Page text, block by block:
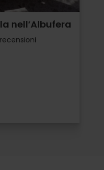
nell’Albufera